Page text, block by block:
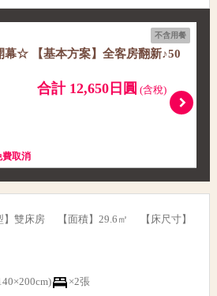
不含用餐
幕☆ 【基本方案】​​全客房翻新♪50
合計 12,650日圓 (含稅)
費取消
】雙床房 【面積】29.6㎡ 【床尺寸】
×2張